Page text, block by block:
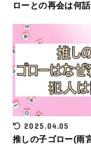
ローとの再会は何
2025.04.05
推しの子ゴロー(雨